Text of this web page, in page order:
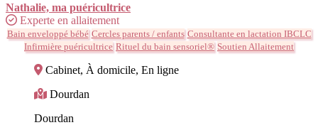
Nathalie, ma puéricultrice
Experte en allaitement
Bain enveloppé bébé Cercles parents / enfants Consultante en lactation IBCLC
Infirmière puéricultrice Rituel du bain sensoriel® Soutien Allaitement
Cabinet, À domicile, En ligne
Dourdan
Dourdan